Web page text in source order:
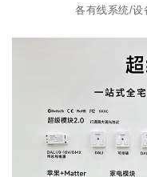
各有线系统/设